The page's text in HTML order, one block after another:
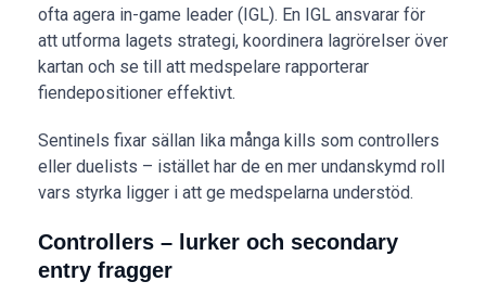
ofta agera in-game leader (IGL). En IGL ansvarar för
att utforma lagets strategi, koordinera lagrörelser över
kartan och se till att medspelare rapporterar
fiendepositioner effektivt.
Sentinels fixar sällan lika många kills som controllers
eller duelists – istället har de en mer undanskymd roll
vars styrka ligger i att ge medspelarna understöd.
Controllers – lurker och secondary
entry fragger